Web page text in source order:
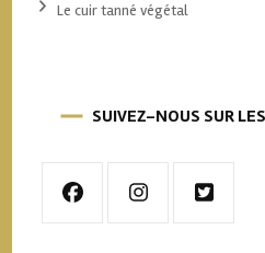
Le cuir tanné végétal
SUIVEZ-NOUS SUR